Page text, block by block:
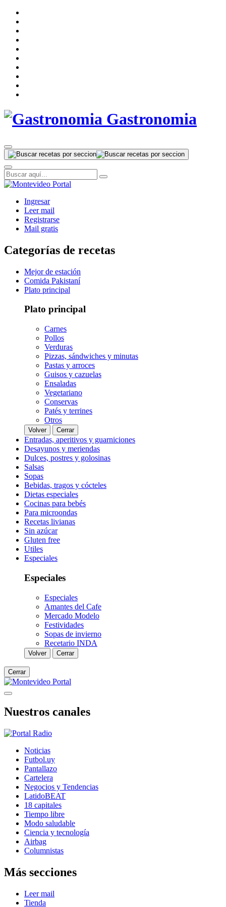
Gastronomia
Ingresar
Leer mail
Registrarse
Mail gratis
Categorías de recetas
Mejor de estación
Comida Pakistaní
Plato principal
Plato principal
Carnes
Pollos
Verduras
Pizzas, sándwiches y minutas
Pastas y arroces
Guisos y cazuelas
Ensaladas
Vegetariano
Conservas
Patés y terrines
Otros
Volver Cerrar
Entradas, aperitivos y guarniciones
Desayunos y meriendas
Dulces, postres y golosinas
Salsas
Sopas
Bebidas, tragos y cócteles
Dietas especiales
Cocinas para bebés
Para microondas
Recetas livianas
Sin azúcar
Gluten free
Utiles
Especiales
Especiales
Especiales
Amantes del Cafe
Mercado Modelo
Festividades
Sopas de invierno
Recetario INDA
Volver Cerrar
Cerrar
Nuestros canales
Noticias
Futbol.uy
Pantallazo
Cartelera
Negocios y Tendencias
LatidoBEAT
18 capitales
Tiempo libre
Modo saludable
Ciencia y tecnología
Airbag
Columnistas
Más secciones
Leer mail
Tienda